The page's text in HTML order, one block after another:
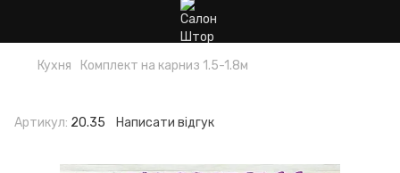
Кухня Комплект на карниз 1.5-1.8м
Артикул: 20.35 Написати відгук